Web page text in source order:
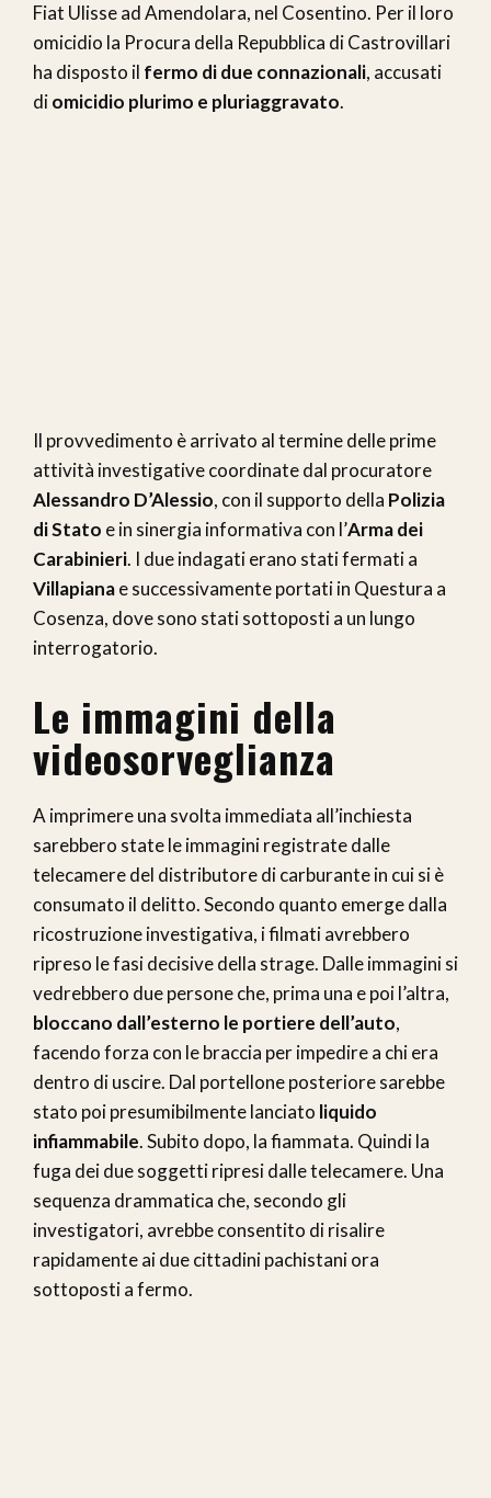
Fiat Ulisse ad Amendolara, nel Cosentino. Per il loro
omicidio la Procura della Repubblica di Castrovillari
ha disposto il fermo di due connazionali, accusati
diomicidio plurimo e pluriaggravato.
Il provvedimento è arrivato al termine delle prime
attività investigative coordinate dal procuratore
Alessandro D’Alessio, con il supporto della Polizia
di Stato e in sinergia informativa con l’Arma dei
Carabinieri. I due indagati erano stati fermati a
Villapianae successivamente portati in Questura a
Cosenza, dove sono stati sottoposti a un lungo
interrogatorio.
Le immagini della
videosorveglianza
A imprimere una svolta immediata all’inchiesta
sarebbero state le immagini registrate dalle
telecamere del distributore di carburante in cui si è
consumato il delitto. Secondo quanto emerge dalla
ricostruzione investigativa, i filmati avrebbero
ripreso le fasi decisive della strage. Dalle immagini si
vedrebbero due persone che, prima una e poi l’altra,
bloccano dall’esterno le portiere dell’auto,
facendo forza con le braccia per impedire a chi era
dentro di uscire. Dal portellone posteriore sarebbe
stato poi presumibilmente lanciato liquido
infiammabile. Subito dopo, la fiammata. Quindi la
fuga dei due soggetti ripresi dalle telecamere. Una
sequenza drammatica che, secondo gli
investigatori, avrebbe consentito di risalire
rapidamente ai due cittadini pachistani ora
sottoposti a fermo.